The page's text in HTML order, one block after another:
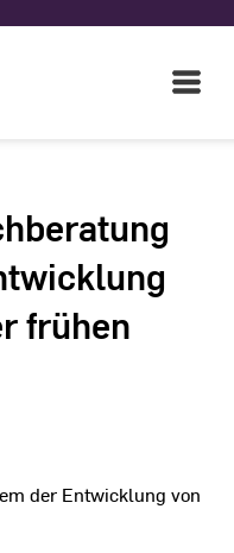
Open
Main
frühen
der Entwicklung von